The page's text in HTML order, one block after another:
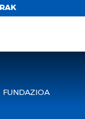
FUNDAZIOA